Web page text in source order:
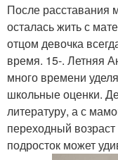
После расставания
осталась жить с
отцом девочка
время. 15-. Летняя
много времени
школьные оценки.
литературу, а с
переходный
подросток может